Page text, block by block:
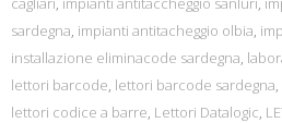
sardegna, impianti antitacheggio olbia,
installazione eliminacode sardegna,
lettori barcode, lettori barcode sardegna,
lettori codice a barre, Lettori Datalogic,